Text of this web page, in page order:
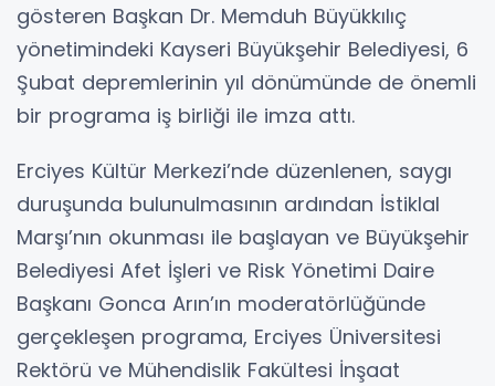
gösteren Başkan Dr. Memduh Büyükkılıç
yönetimindeki Kayseri Büyükşehir Belediyesi, 6
Şubat depremlerinin yıl dönümünde de önemli
bir programa iş birliği ile imza attı.
Erciyes Kültür Merkezi’nde düzenlenen, saygı
duruşunda bulunulmasının ardından İstiklal
Marşı’nın okunması ile başlayan ve Büyükşehir
Belediyesi Afet İşleri ve Risk Yönetimi Daire
Başkanı Gonca Arın’ın moderatörlüğünde
gerçekleşen programa, Erciyes Üniversitesi
Rektörü ve Mühendislik Fakültesi İnşaat